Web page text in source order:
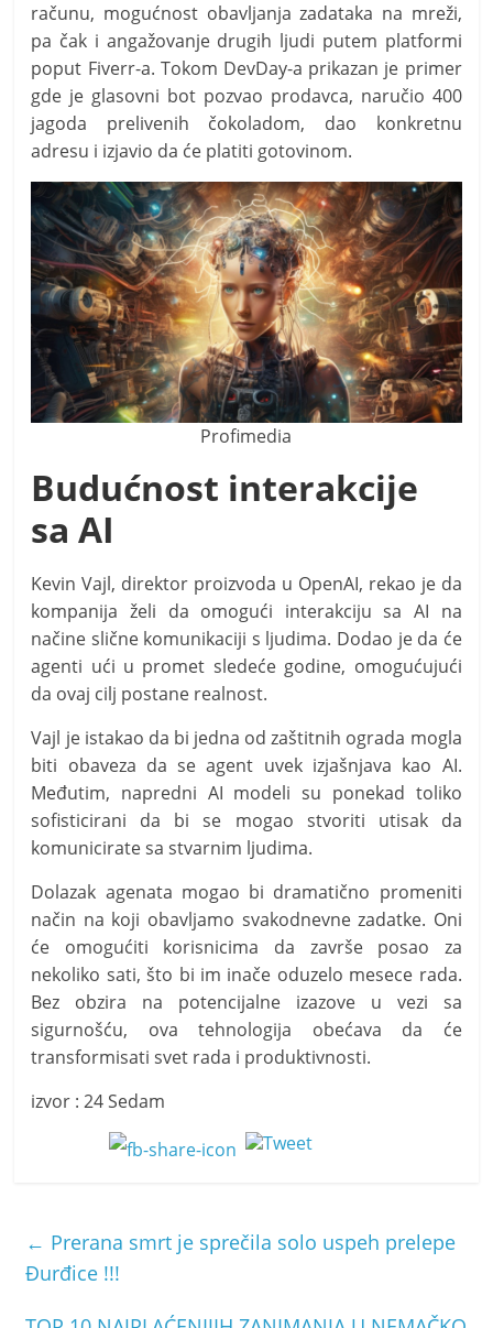
računu, mogućnost obavljanja zadataka na mreži,
pa čak i angažovanje drugih ljudi putem platformi
poput Fiverr-a. Tokom DevDay-a prikazan je primer
gde je glasovni bot pozvao prodavca, naručio 400
jagoda prelivenih čokoladom, dao konkretnu
adresu i izjavio da će platiti gotovinom.
Profimedia
Budućnost interakcije
sa AI
Kevin Vajl, direktor proizvoda u OpenAI, rekao je da
kompanija želi da omogući interakciju sa AI na
načine slične komunikaciji s ljudima. Dodao je da će
agenti ući u promet sledeće godine, omogućujući
da ovaj cilj postane realnost.
Vajl je istakao da bi jedna od zaštitnih ograda mogla
biti obaveza da se agent uvek izjašnjava kao AI.
Međutim, napredni AI modeli su ponekad toliko
sofisticirani da bi se mogao stvoriti utisak da
komunicirate sa stvarnim ljudima.
Dolazak agenata mogao bi dramatično promeniti
način na koji obavljamo svakodnevne zadatke. Oni
će omogućiti korisnicima da završe posao za
nekoliko sati, što bi im inače oduzelo mesece rada.
Bez obzira na potencijalne izazove u vezi sa
sigurnošću, ova tehnologija obećava da će
transformisati svet rada i produktivnosti.
izvor : 24 Sedam
← Prerana smrt je sprečila solo uspeh prelepe
Đurđice !!!